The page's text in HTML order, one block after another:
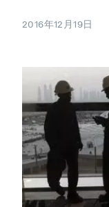
2016年12月19日